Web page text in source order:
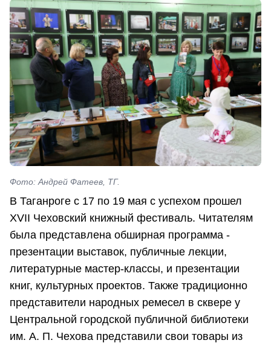
Фото: Андрей Фатеев, ТГ.
В Таганроге с 17 по 19 мая с успехом прошел
XVII Чеховский книжный фестиваль. Читателям
была представлена обширная программа -
презентации выставок, публичные лекции,
литературные мастер-классы, и презентации
книг, культурных проектов. Также традиционно
представители народных ремесел в сквере у
Центральной городской публичной библиотеки
им. А. П. Чехова представили свои товары из